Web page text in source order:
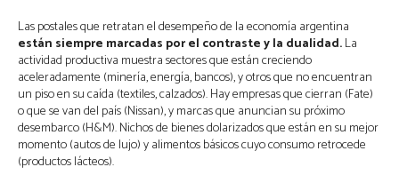
Las postales que retratan el desempeño de la economía argentina
están siempre marcadas por el contraste y la dualidad.La
actividad productiva muestra sectores que están creciendo
aceleradamente (minería, energía, bancos), y otros que no encuentran
un piso en su caída (textiles, calzados). Hay empresas que cierran (Fate)
o que se van del país (Nissan), y marcas que anuncian su próximo
desembarco (H&M). Nichos de bienes dolarizados que están en su mejor
momento (autos de lujo) y alimentos básicos cuyo consumo retrocede
(productos lácteos).